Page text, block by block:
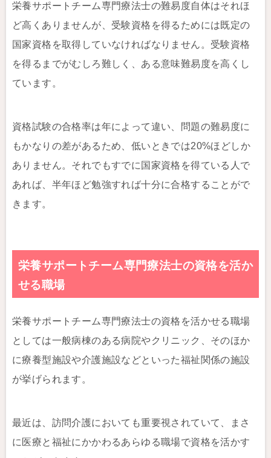
栄養サポートチーム専門療法士の難易度自体はそれほ
ど高くありませんが、受験資格を得るためには既定の
国家資格を取得していなければなりません。受験資格
を得るまでがむしろ難しく、ある意味難易度を高くし
ています。
資格試験の合格率は年によって違い、問題の難易度に
もかなりの差があるため、低いときでは20%ほどしか
ありません。それでもすでに国家資格を得ている人で
あれば、半年ほど勉強すれば十分に合格することがで
きます。
栄養サポートチーム専門療法士の資格を活か
せる職場
栄養サポートチーム専門療法士の資格を活かせる職場
としては一般病棟のある病院やクリニック、そのほか
に療養型施設や介護施設などといった福祉関係の施設
が挙げられます。
最近は、訪問介護においても重要視されていて、まさ
に医療と福祉にかかわるあらゆる職場で資格を活かす